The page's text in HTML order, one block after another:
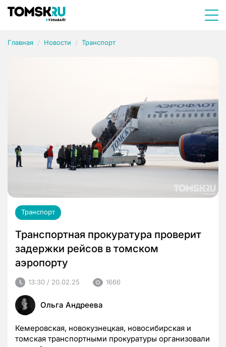
Главная Новости Транспорт
Транспорт
Транспортная прокуратура проверит
задержки рейсов в томском
аэропорту
13:30 / 20.02.25 1666
Ольга Андреева
Кемеровская, новокузнецкая, новосибирская и
томская транспортными прокуратуры организовали